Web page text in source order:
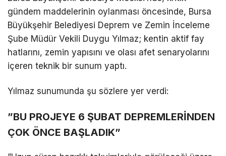
gündem maddelerinin oylanması öncesinde, ​Bursa
Büyükşehir Belediyesi Deprem ve Zemin İnceleme
Şube Müdür Vekili Duygu Yılmaz; kentin aktif fay
hatlarını, zemin yapısını ve olası afet senaryolarını
içeren teknik bir sunum yaptı.
Yılmaz sunumunda şu sözlere yer verdi:
​”BU PROJEYE 6 ŞUBAT DEPREMLERİNDEN
ÇOK ÖNCE BAŞLADIK”